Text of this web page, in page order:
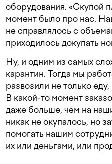
оборудования. «Скупой
момент было про нас.
не справлялось с
приходилось докупать
Ну, и одним из самых
карантин. Тогда мы
развозили не только
В какой-то момент
даже больше, чем на
никак не окупалось, но
помогать нашим
их или деньгами, или